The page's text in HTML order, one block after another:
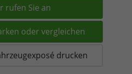
rufen Sie an
oder vergleichen
drucken